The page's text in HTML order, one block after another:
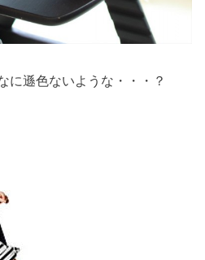
に遜色ないような・・・？